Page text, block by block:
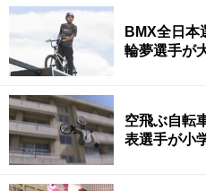
BMX全日本
輪夢選手が
空飛ぶ自転
表選手が小